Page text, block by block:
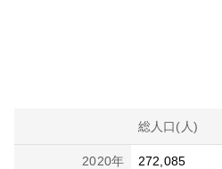
総人口(人)
2020年 272,085